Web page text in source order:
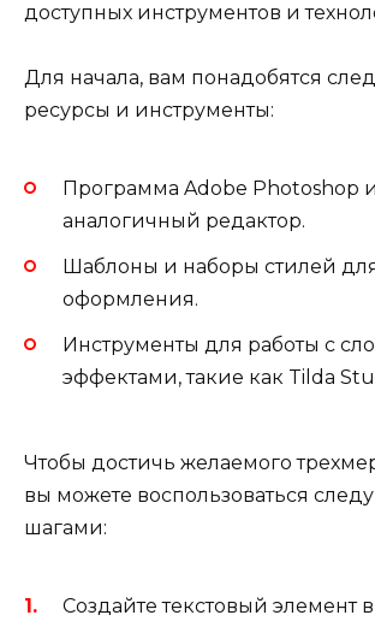
доступных инструментов и
Для начала, вам понадобятся
ресурсы и инструменты:
Программа Adobe Photoshop
аналогичный редактор.
Шаблоны и наборы стилей для
оформления.
Инструменты для работы с
эффектами, такие как Tilda
Чтобы достичь желаемого
вы можете воспользоваться
шагами:
Создайте текстовый элемент